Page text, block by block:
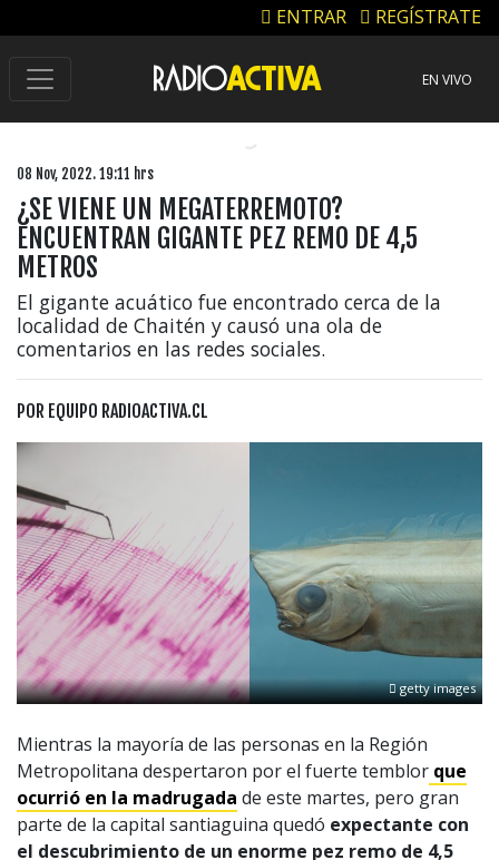
ENTRAR REGÍSTRATE
EN VIVO
08 Nov, 2022. 19:11 hrs
¿SE VIENE UN MEGATERREMOTO?
ENCUENTRAN GIGANTE PEZ REMO DE 4,5
METROS
El gigante acuático fue encontrado cerca de la
localidad de Chaitén y causó una ola de
comentarios en las redes sociales.
POR EQUIPO RADIOACTIVA.CL
getty images
Mientras la mayoría de las personas en la Región
Metropolitana despertaron por el fuerte temblor que
ocurrió en la madrugada de este martes, pero gran
parte de la capital santiaguina quedó expectante con
el descubrimiento de un enorme pez remo de 4,5